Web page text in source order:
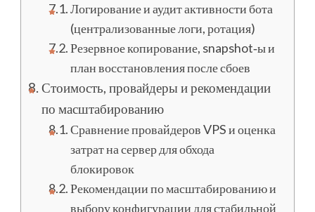
Логирование и аудит активности бота
(централизованные логи, ротация)
Резервное копирование, snapshot‑ы и
план восстановления после сбоев
Стоимость, провайдеры и рекомендации
по масштабированию
Сравнение провайдеров VPS и оценка
затрат на сервер для обхода
блокировок
Рекомендации по масштабированию и
выбору конфигурации для стабильной